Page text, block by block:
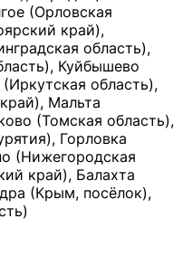
(Орловская
край),
область),
Куйбышево
область),
Мальта
(Томская область),
Горловка
(Нижегородская
край), Балахта
(Крым, посёлок),